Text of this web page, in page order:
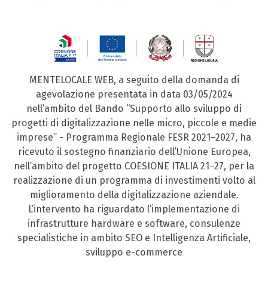
MENTELOCALE WEB, a seguito della domanda di
agevolazione presentata in data 03/05/2024
nell’ambito del Bando “Supporto allo sviluppo di
progetti di digitalizzazione nelle micro, piccole e medie
imprese” - Programma Regionale FESR 2021–2027, ha
ricevuto il sostegno finanziario dell’Unione Europea,
nell’ambito del progetto COESIONE ITALIA 21–27, per la
realizzazione di un programma di investimenti volto al
miglioramento della digitalizzazione aziendale.
L’intervento ha riguardato l’implementazione di
infrastrutture hardware e software, consulenze
specialistiche in ambito SEO e Intelligenza Artificiale,
sviluppo e-commerce